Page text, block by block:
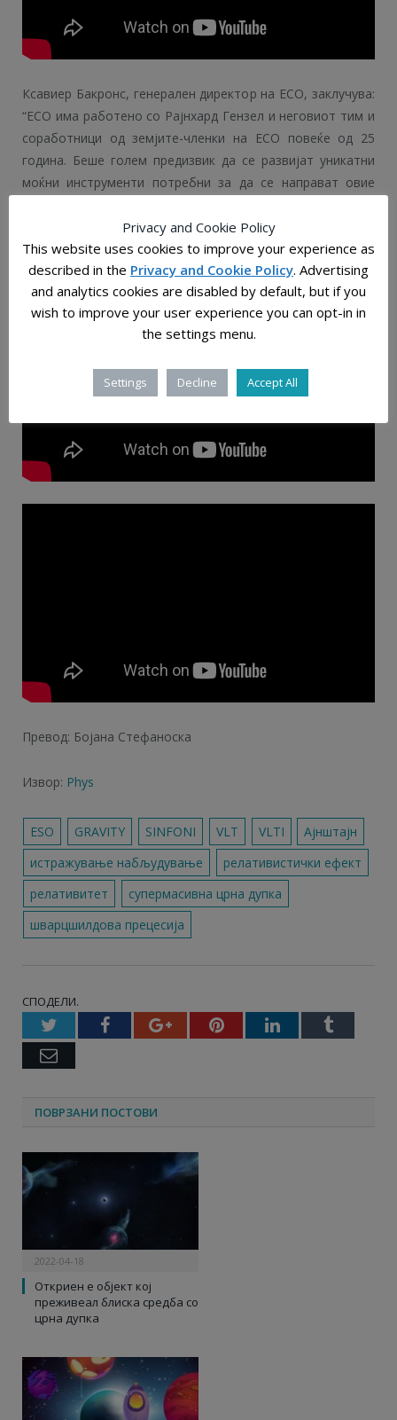
Ксавиер Бакронс, генерален директор на ЕСО, заклучува:
“ЕСО има работено со Рајнхард Гензел и неговиот тим и
соработници од земјите-членки на ЕСО повеќе од 25
година. Беше голем предизвик да се развијат уникатни
моќни инструменти потребни за да се направат овие
Паранал. Откритието објавено денес е многу возбудлив
резултат на едно извонредно партнерство.”
Превод: Бојана Стефаноска
Извор: Phys
ESO GRAVITY SINFONI VLT VLTI
Ајнштајн
истражување набљудување
релативистички ефект
релативитет
супермасивна црна дупка
шварцшилдова прецесија
СПОДЕЛИ.
TwitterFacebookGoogle+Pinterest
LinkedIn
Email
ПОВРЗАНИ ПОСТОВИ
2022-04-18
Откриен е објект кој
преживеал блиска средба со
црна дупка
Privacy and Cookie Policy
This website uses cookies to improve your experience as
described in the Privacy and Cookie Policy. Advertising
and analytics cookies are disabled by default, but if you
wish to improve your user experience you can opt-in in
the settings menu.
Settings Decline Accept All